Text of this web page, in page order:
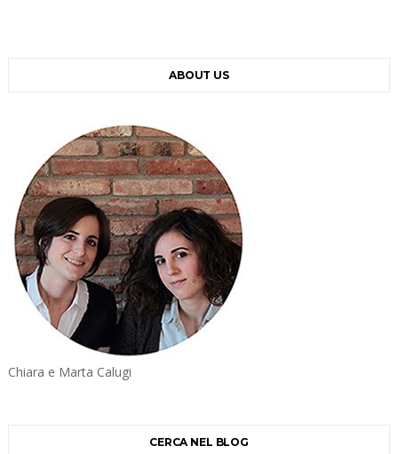
ABOUT US
Chiara e Marta Calugi
CERCA NEL BLOG